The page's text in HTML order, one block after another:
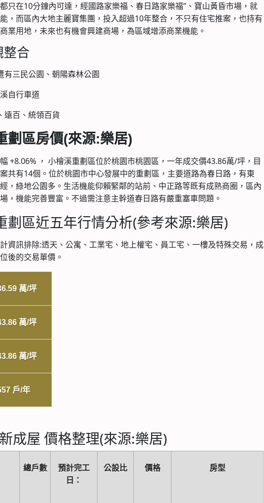
只在10分鐘內可達，經國路家樂福、春日路家樂福”、寶山黃昏市場，就
，而區內大地主麗寶集團，投入超過10年整合，不只有住宅推案，也持有
業用地，未來也有機會興建商場，為區域增添商業機能。
整合
有三民公園、朝陽森林公園
自行車道
遠百、統領百貨
劃區房價(來源:樂居)
+8.06% ， 小檜溪重劃區位於桃園市桃園區，一年成交價43.86萬/坪，目
共有14個。位於桃園市中心發展中的重劃區，主要道路為春日路，有東
，綠地公園多。生活機能仰賴緊鄰的站前、中正路等既有成熟商圈，區內
，機能完善豐富。不過需注意主幹道春日路有嚴重塞車問題。
劃區近五年行情分析(參考來源:樂居)
資訊排除:透天、公寓、工業宅、地上權宅、員工宅、一樓及特殊交易，成
後的交易單價。
萬/坪
萬/坪
萬/坪
戶/年
成屋 價格整理(來源:樂居)
總戶數
預計完工
日：
公設比 價格 房型